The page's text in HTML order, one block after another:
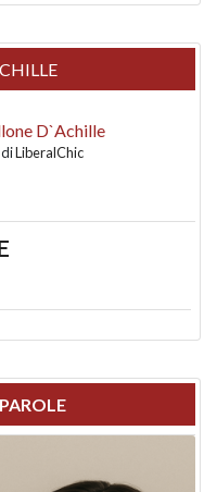
D`Achille
diLiberalChic